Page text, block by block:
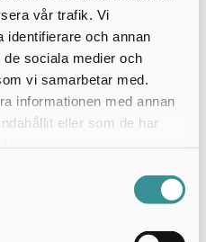
vår trafik. Vi
identifierare och annan
sociala medier och
vi samarbetar med.
informationen med annan
eller som de har
Sarah Dawn Finer,
DIF Hockey,
EMD, E.M.M.A., Hans
Floorfiller, Foppa
Fuglesang, Eva Funck,
clowner, Emma
Hellenius, Barbara
Jihde, magikern Julien,
Jöback, Jenny och